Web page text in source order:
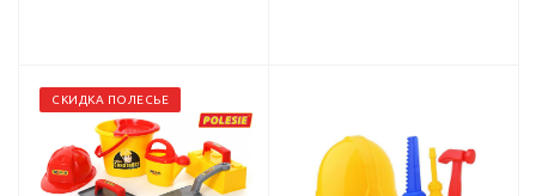
СКИДКА ПОЛЕСЬЕ